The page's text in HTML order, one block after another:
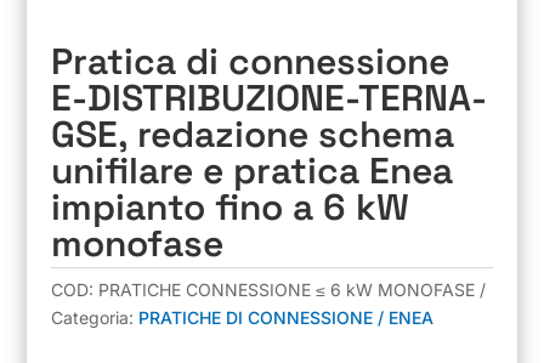
Pratica di connessione
E-DISTRIBUZIONE-TERNA-
GSE, redazione schema
unifilare e pratica Enea
impianto fino a 6 kW
monofase
COD: PRATICHE CONNESSIONE ≤ 6 kW MONOFASE
Categoria: PRATICHE DI CONNESSIONE / ENEA